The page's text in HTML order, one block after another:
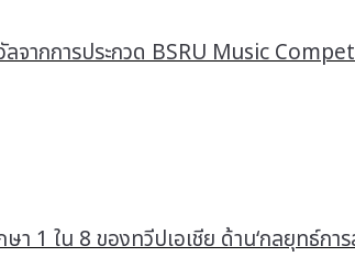
จากการประกวด BSRU Music
ใน 8 ของทวีปเอเชีย ด้าน‘กลยุทธ์การ